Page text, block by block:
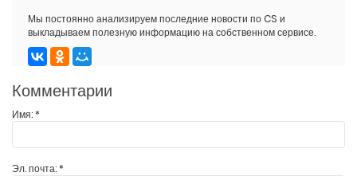
Мы постоянно анализируем последние новости по CS и
выкладываем полезную информацию на собственном сервисе.
Комментарии
Имя:*
Эл. почта:*